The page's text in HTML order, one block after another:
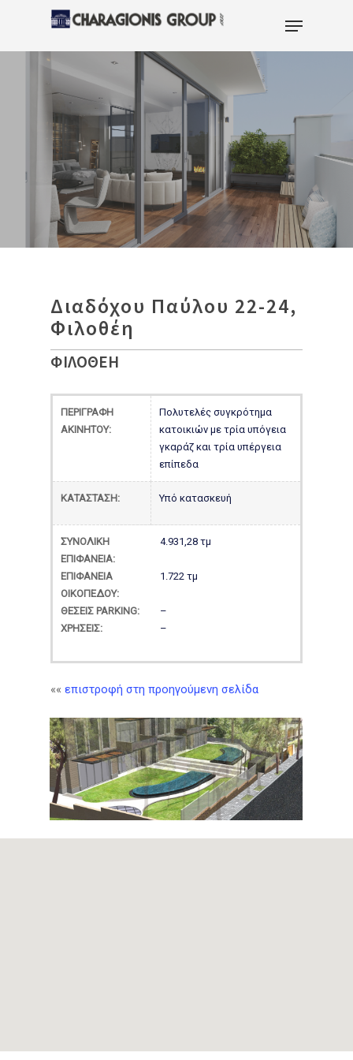
Hit enter to search or ESC to close
Διαδόχου Παύλου 22-24,
Φιλοθέη
ΦΙΛΟΘΕΗ
ΠΕΡΙΓΡΑΦΗ
ΑΚΙΝΗΤΟΥ:
Πολυτελές συγκρότημα
κατοικιών με τρία υπόγεια
γκαράζ και τρία υπέργεια
επίπεδα
ΚΑΤΑΣΤΑΣΗ: Υπό κατασκευή
ΣΥΝΟΛΙΚΗ
ΕΠΙΦΑΝΕΙΑ:
4.931,28 τμ
ΕΠΙΦΑΝΕΙΑ
ΟΙΚΟΠΕΔΟΥ:
1.722 τμ
ΘΕΣΕΙΣ PARKING:
–
ΧΡΗΣΕΙΣ:
–
«« επιστροφή στη προηγούμενη σελίδα